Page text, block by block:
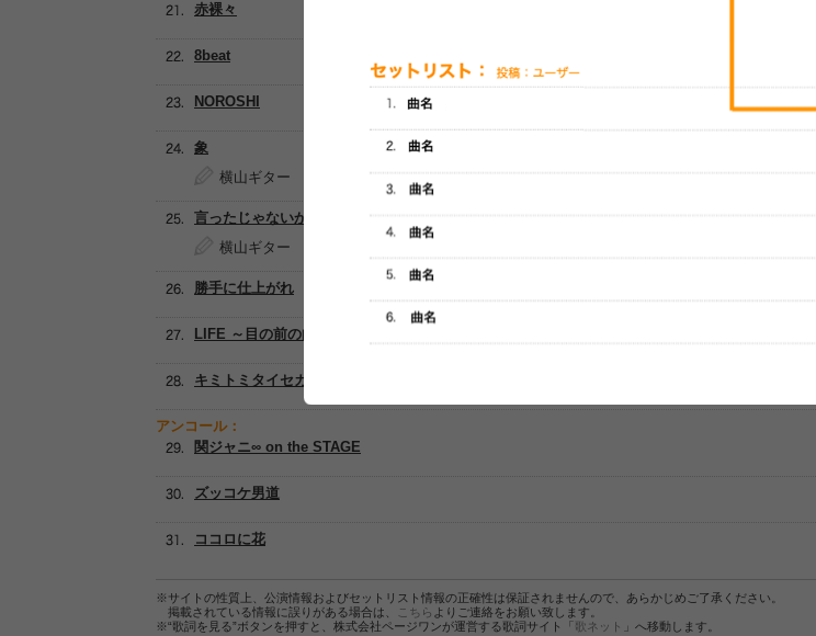
赤裸々
8beat
NOROSHI
象
横山ギター
言ったじゃないか
横山ギター
勝手に仕上がれ
LIFE ～目の前の向こうへ～
キミトミタイセカイ
アンコール：
関ジャニ∞ on the STAGE
ズッコケ男道
ココロに花
※サイトの性質上、公演情報およびセットリスト情報の正確性は保証されませんので、あらかじめご了承ください。
掲載されている情報に誤りがある場合は、
こちら よりご連絡をお願い致します。
※“歌詞を見る”ボタンを押すと、株式会社ページワンが運営する歌詞サイト「歌ネット 」へ移動します。